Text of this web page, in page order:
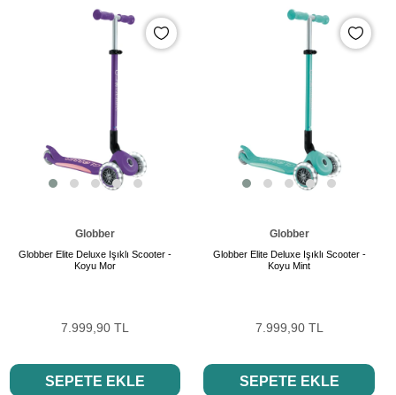
Globber
Globber Elite Deluxe Işıklı Scooter -
Koyu Mor
7.999,90 TL
SEPETE EKLE
Globber
Globber Elite Deluxe Işıklı Scooter -
Koyu Mint
7.999,90 TL
SEPETE EKLE